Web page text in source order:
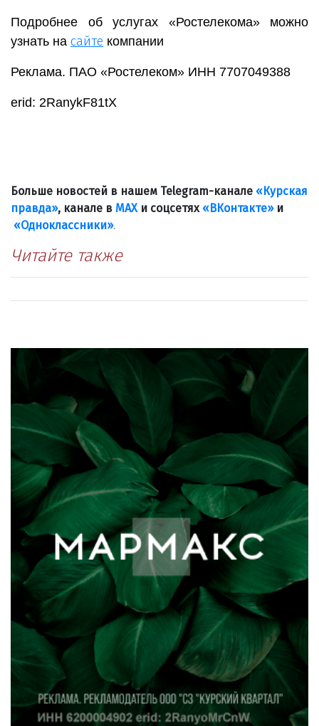
Подробнее об услугах «Ростелекома» можно
узнать на сайте компании
Реклама. ПАО «Ростелеком» ИНН 7707049388
erid: 2RanykF81tX
Больше новостей в нашем Telegram-канале «Курская
правда», канале в МАХи соцсетях «ВКонтакте»и
«Одноклассники».
Читайте также